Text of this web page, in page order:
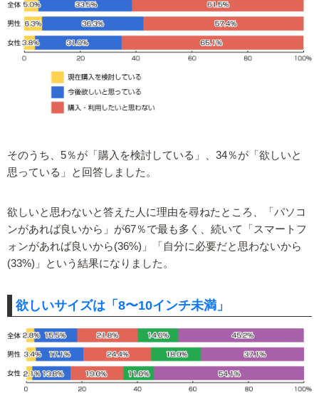
そのうち、5％が「購入を検討している」、34％が「欲しいと
思っている」と回答しました。
欲しいと思わないと答えた人に理由を尋ねたところ、「パソコ
ンがあれば良いから」が67％で最も多く、続いて「スマートフ
ォンがあれば良いから(36%)」「自分に必要だと思わないから
(33%)」という結果になりました。
欲しいサイズは「8〜10インチ未満」